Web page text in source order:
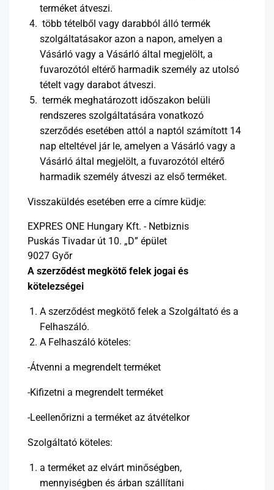
terméket átveszi.
több tételből vagy darabból álló termék
szolgáltatásakor azon a napon, amelyen a
Vásárló vagy a Vásárló által megjelölt, a
fuvarozótól eltérő harmadik személy az utolsó
tételt vagy darabot átveszi.
termék meghatározott időszakon belüli
rendszeres szolgáltatására vonatkozó
szerződés esetében attól a naptól számított 14
nap elteltével jár le, amelyen a Vásárló vagy a
Vásárló által megjelölt, a fuvarozótól eltérő
harmadik személy átveszi az első terméket.
Visszaküldés esetében erre a címre küdje:
EXPRES ONE Hungary Kft. - Netbiznis
Puskás Tivadar út 10. „D” épület
9027 Győr
A szerződést megkötő felek jogai és
kötelezségei
A szerződést megkötő felek a Szolgáltató és a
Felhaszáló.
A Felhaszáló köteles:
-Átvenni a megrendelt terméket
-Kifizetni a megrendelt terméket
-Leellenőrizni a terméket az átvételkor
Szolgáltató köteles:
a terméket az elvárt minőségben,
mennyiségben és árban szállítani